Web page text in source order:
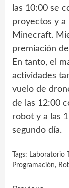
las 10:00 se
proyectos y a
Minecraft.
premiación
En tanto, el
actividades
vuelo de
de las 12:00
robot y a las
segundo día.
Tags: Laboratorio
Programación,